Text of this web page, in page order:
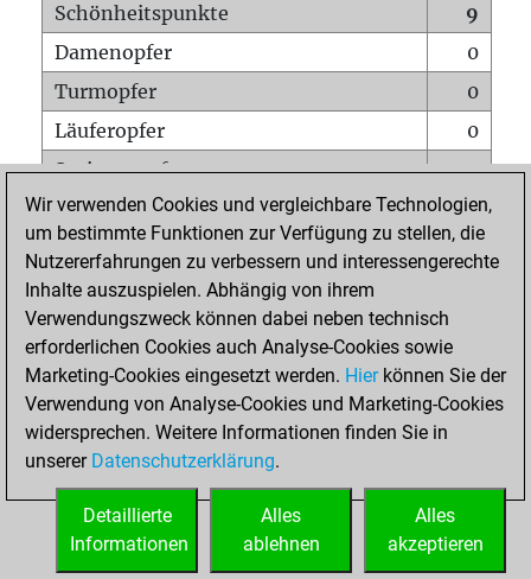
Schönheitspunkte
9
Damenopfer
0
Turmopfer
0
Läuferopfer
0
Springeropfer
0
Bauernopfer
1
Matt auf vollem Brett
0
Bauer setzt Matt
Erstickte Matts
Unterverwandlungen
0
Türme auf der siebten
0
STARTSEITE
Wir verwenden Cookies und vergleichbare Technologien,
um bestimmte Funktionen zur Verfügung zu stellen, die
Nutzererfahrungen zu verbessern und interessengerechte
Inhalte auszuspielen. Abhängig von ihrem
Verwendungszweck können dabei neben technisch
erforderlichen Cookies auch Analyse-Cookies sowie
Marketing-Cookies eingesetzt werden. Hierkönnen Sie der
Verwendung von Analyse-Cookies und Marketing-Cookies
widersprechen. Weitere Informationen finden Sie in
unserer Datenschutzerklärung.
Alles
akzeptieren
Alles
ablehnen
Detaillierte
Informationen